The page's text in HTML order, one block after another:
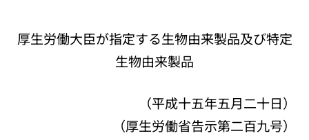
厚生労働大臣が指定する生物由来製品及び特定
生物由来製品
（平成十五年五月二十日）
（厚生労働省告示第二百九号）